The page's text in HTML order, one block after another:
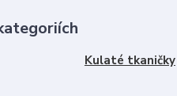
Kulaté tkaničky